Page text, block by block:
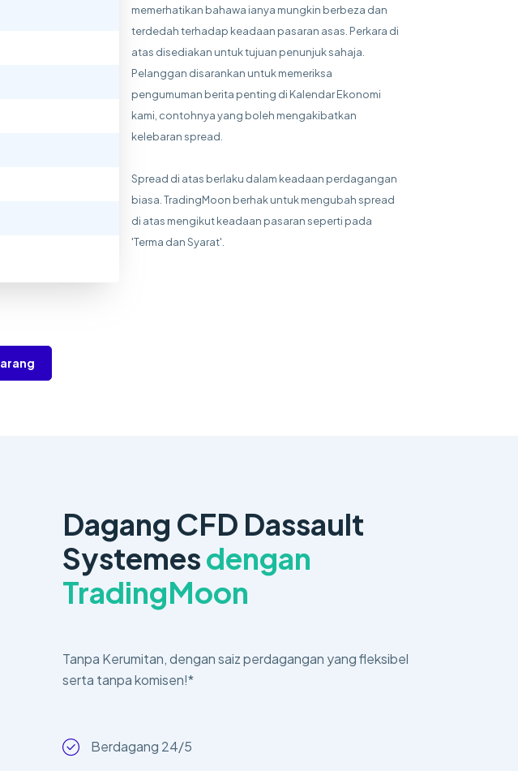
memerhatikan bahawa ianya mungkin berbeza dan
terdedah terhadap keadaan pasaran asas. Perkara di
atas disediakan untuk tujuan penunjuk sahaja.
Pelanggan disarankan untuk memeriksa
pengumuman berita penting di Kalendar Ekonomi
kami, contohnya yang boleh mengakibatkan
kelebaran spread.
Spread di atas berlaku dalam keadaan perdagangan
biasa. TradingMoon berhak untuk mengubah spread
di atas mengikut keadaan pasaran seperti pada
'Terma dan Syarat'.
Dagang CFD Dassault
Systemesdengan
TradingMoon
Tanpa Kerumitan, dengan saiz perdagangan yang fleksibel
serta tanpa komisen!*
Berdagang 24/5